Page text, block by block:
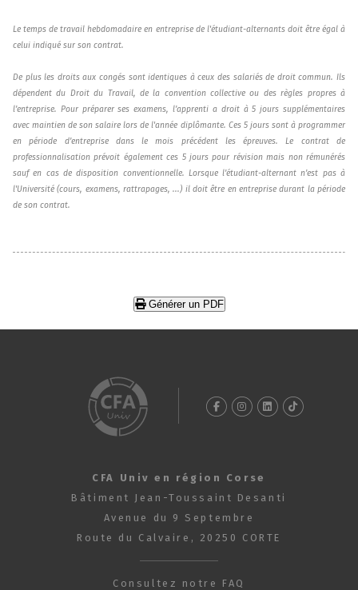
Le temps de travail hebdomadaire en entreprise de l'étudiant-alternants doit être égal à
celui indiqué sur son contrat.
De plus les droits aux congés sont identiques à ceux des salariés de droit commun. Ils
dépendent du Droit du Travail, de la convention collective ou des règles propres à
l’entreprise. Pour préparer ses examens, l’apprenti a droit à 5 jours supplémentaires
avec maintien de son salaire lors de l'année diplômante. Ces 5 jours sont à programmer
en période d’entreprise dans le mois précédent les épreuves. Le contrat de
professionnalisation prévoit également ces 5 jours pour révision mais non rémunérés
sauf en cas de disposition conventionnelle. Lorsque l’étudiant-alternant n’est pas à
l'Université (cours, examens, rattrapages, ...) il doit être en entreprise durant la période
de son contrat.
Générer un PDF
CFA Univ en région Corse
Bâtiment Jean-Toussaint Desanti
Avenue du 9 Septembre
Route du Calvaire, 20250 CORTE
Consultez notre FAQ